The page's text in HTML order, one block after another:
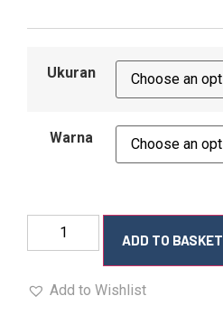
Ukuran
Warna
ADD TO BASKET
Add to Wishlist